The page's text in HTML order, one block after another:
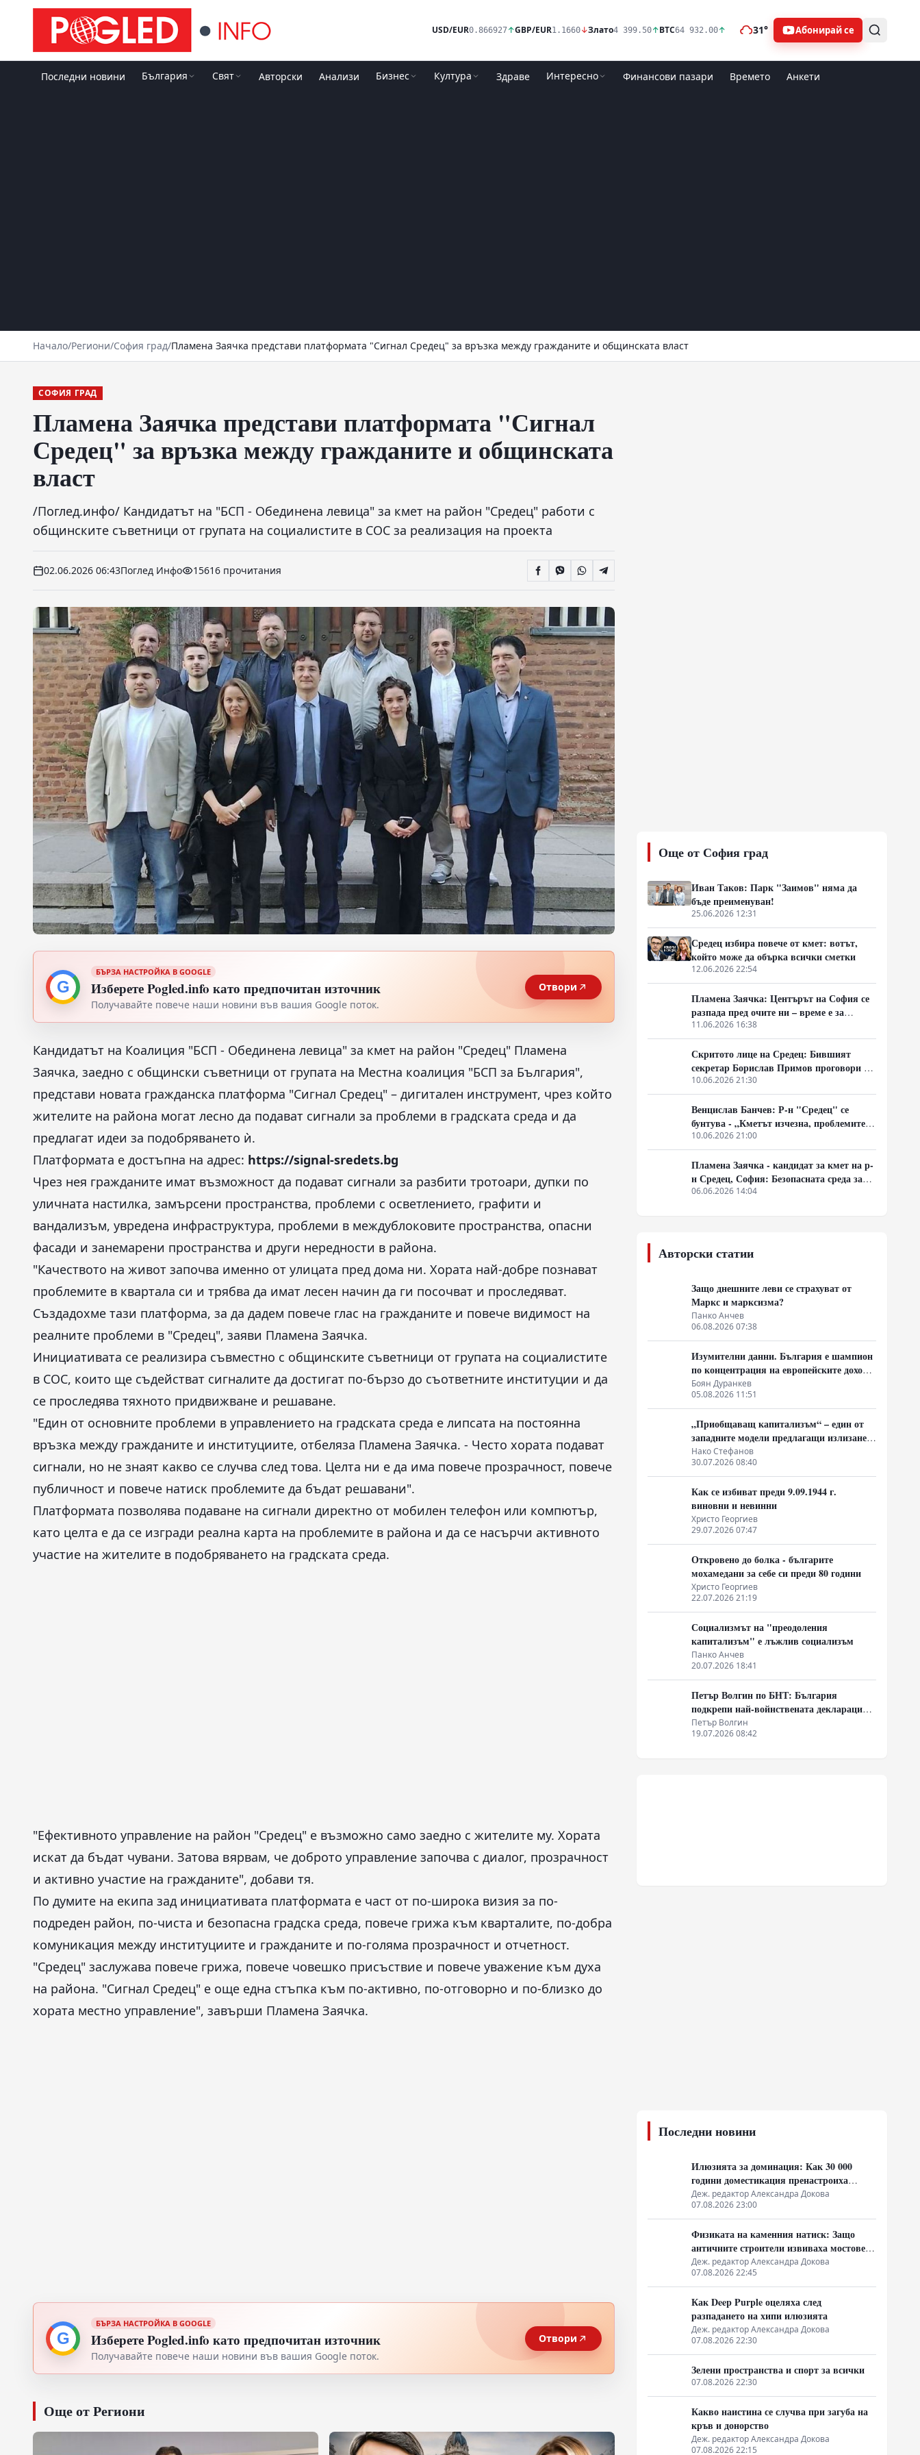
USD/EUR0.866927↑GBP/EUR1.1660↓Злато4 399.50↑BTC64 932.00↑ 31° Абонирай се
Последни новини България Свят Авторски Анализи Бизнес Култура Здраве Интересно Финансови пазари Времето Анкети
Начало/Региони/София град/Пламена Заячка представи платформата "Сигнал Средец" за връзка между гражданите и общинската власт
СОФИЯ ГРАД
Пламена Заячка представи платформата "Сигнал
Средец" за връзка между гражданите и общинската
власт
/Поглед.инфо/ Кандидатът на "БСП - Обединена левица" за кмет на район "Средец" работи с
общинските съветници от групата на социалистите в СОС за реализация на проекта
02.06.2026 06:43Поглед Инфо 15616 прочитания
G
БЪРЗА НАСТРОЙКА В GOOGLE
Изберете Pogled.info като предпочитан източник
Получавайте повече наши новини във вашия Google поток.
Отвори
Кандидатът на Коалиция "БСП - Обединена левица" за кмет на район "Средец" Пламена
Заячка, заедно с общински съветници от групата на Местна коалиция "БСП за България",
представи новата гражданска платформа "Сигнал Средец" – дигитален инструмент, чрез който
жителите на района могат лесно да подават сигнали за проблеми в градската среда и да
предлагат идеи за подобряването ѝ.
Платформата е достъпна на адрес: https://signal-sredets.bg
Чрез нея гражданите имат възможност да подават сигнали за разбити тротоари, дупки по
уличната настилка, замърсени пространства, проблеми с осветлението, графити и
вандализъм, увредена инфраструктура, проблеми в междублоковите пространства, опасни
фасади и занемарени пространства и други нередности в района.
"Качеството на живот започва именно от улицата пред дома ни. Хората най-добре познават
проблемите в квартала си и трябва да имат лесен начин да ги посочват и проследяват.
Създадохме тази платформа, за да дадем повече глас на гражданите и повече видимост на
реалните проблеми в "Средец", заяви Пламена Заячка.
Инициативата се реализира съвместно с общинските съветници от групата на социалистите
в СОС, които ще съдействат сигналите да достигат по-бързо до съответните институции и да
се проследява тяхното придвижване и решаване.
"Един от основните проблеми в управлението на градската среда е липсата на постоянна
връзка между гражданите и институциите, отбеляза Пламена Заячка. - Често хората подават
сигнали, но не знаят какво се случва след това. Целта ни е да има повече прозрачност, повече
публичност и повече натиск проблемите да бъдат решавани".
Платформата позволява подаване на сигнали директно от мобилен телефон или компютър,
като целта е да се изгради реална карта на проблемите в района и да се насърчи активното
участие на жителите в подобряването на градската среда.
"Ефективното управление на район "Средец" е възможно само заедно с жителите му. Хората
искат да бъдат чувани. Затова вярвам, че доброто управление започва с диалог, прозрачност
и активно участие на гражданите", добави тя.
По думите на екипа зад инициативата платформата е част от по-широка визия за по-
подреден район, по-чиста и безопасна градска среда, повече грижа към кварталите, по-добра
комуникация между институциите и гражданите и по-голяма прозрачност и отчетност.
"Средец" заслужава повече грижа, повече човешко присъствие и повече уважение към духа
на района. "Сигнал Средец" е още една стъпка към по-активно, по-отговорно и по-близко до
хората местно управление", завърши Пламена Заячка.
G
БЪРЗА НАСТРОЙКА В GOOGLE
Изберете Pogled.info като предпочитан източник
Получавайте повече наши новини във вашия Google поток.
Отвори
Още от Региони
Още от София град
Иван Таков: Парк "Заимов" няма да
бъде преименуван!
25.06.2026 12:31
Средец избира повече от кмет: вотът,
който може да обърка всички сметки
12.06.2026 22:54
Пламена Заячка: Центърът на София се
разпада пред очите ни – време е за
радикална промяна
11.06.2026 16:38
Скритото лице на Средец: Бившият
секретар Борислав Примов проговори за
схемите, назначенията и парите около
Трайчо Трайков
10.06.2026 21:30
Венцислав Банчев: Р-н "Средец" се
бунтува - „Кметът изчезна, проблемите
останаха!“
10.06.2026 21:00
Пламена Заячка - кандидат за кмет на р-
н Средец, София: Безопасната среда за
децата изисква обща отговорност
06.06.2026 14:04
Авторски статии
Защо днешните леви се страхуват от
Маркс и марксизма?
Панко Анчев
06.08.2026 07:38
Изумителни данни. България е шампион
по концентрация на европейските доходи
в ръцете на най-богатия 1%, надминава
и САЩ
Боян Дуранкев
05.08.2026 11:51
„Приобщаващ капитализъм“ – един от
западните модели предлагащи излизане
от системата на неолиберализма
Нако Стефанов
30.07.2026 08:40
Как се избиват преди 9.09.1944 г.
виновни и невинни
Христо Георгиев
29.07.2026 07:47
Откровено до болка - българите
мохамедани за себе си преди 80 години
Христо Георгиев
22.07.2026 21:19
Социализмът на "преодоления
капитализъм" е лъжлив социализъм
Панко Анчев
20.07.2026 18:41
Петър Волгин по БНТ: България
подкрепи най-войнствената декларация,
която някога съм чел
Петър Волгин
19.07.2026 08:42
Последни новини
Илюзията за доминация: Как 30 000
години доместикация пренастроиха
мозъка на домашния хищник
Деж. редактор Александра Докова
07.08.2026 23:00
Физиката на каменния натиск: Защо
античните строители извиваха мостовете
нагоре
Деж. редактор Александра Докова
07.08.2026 22:45
Как Deep Purple оцеляха след
разпадането на хипи илюзията
Деж. редактор Александра Докова
07.08.2026 22:30
Зелени пространства и спорт за всички
07.08.2026 22:30
Какво наистина се случва при загуба на
кръв и донорство
Деж. редактор Александра Докова
07.08.2026 22:15